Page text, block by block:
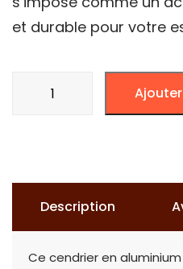
et durable pour votre
COUVERCLE
Description
Ce cendrier en